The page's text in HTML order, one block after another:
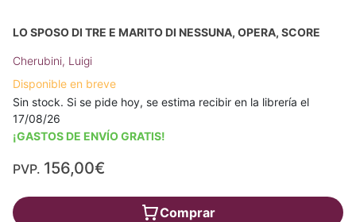
LO SPOSO DI TRE E MARITO DI NESSUNA, OPERA, SCORE
Cherubini, Luigi
Disponible en breve
Sin stock. Si se pide hoy, se estima recibir en la librería el
17/08/26
¡GASTOS DE ENVÍO GRATIS!
PVP. 156,00€
Comprar